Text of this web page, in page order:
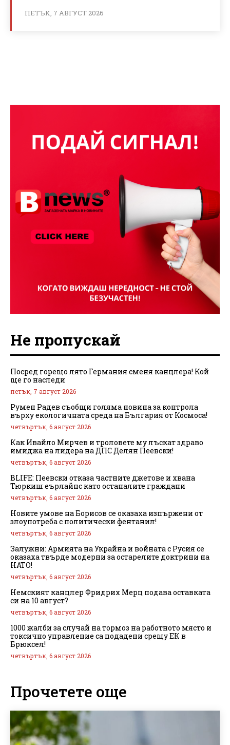
ПЕТЪК, 7 АВГУСТ 2026
Не пропускай
Посред горещо лято Германия сменя канцлера! Кой
ще го наследи
петък, 7 август 2026
Румен Радев съобщи голяма новина за контрола
върху екологичната среда на България от Космоса!
четвъртък, 6 август 2026
Как Ивайло Мирчев и троловете му лъскат здраво
имиджа на лидера на ДПС Делян Пеевски!
четвъртък, 6 август 2026
BLIFE: Пеевски отказа частните джетове и хвана
Тюркиш еърлайнс като останалите граждани
четвъртък, 6 август 2026
Новите умове на Борисов се оказаха изпържени от
злоупотреба с политически фентанил!
четвъртък, 6 август 2026
Залужни: Армията на Украйна и войната с Русия се
оказаха твърде модерни за остарелите доктрини на
НАТО!
четвъртък, 6 август 2026
Немският канцлер Фридрих Мерц подава оставката
си на 10 август?
четвъртък, 6 август 2026
1000 жалби за случай на тормоз на работното място и
токсично управление са подадени срещу ЕК в
Брюксел!
четвъртък, 6 август 2026
Прочетете още